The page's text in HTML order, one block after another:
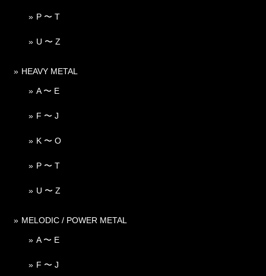
P 〜 T
U 〜 Z
HEAVY METAL
A 〜 E
F 〜 J
K 〜 O
P 〜 T
U 〜 Z
MELODIC / POWER METAL
A 〜 E
F 〜 J